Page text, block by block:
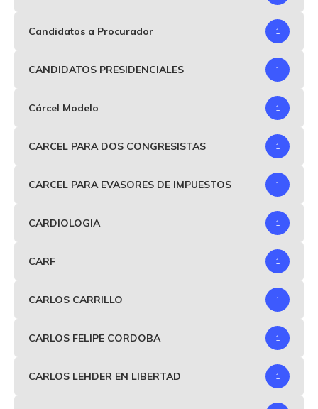
Candidatos a Procurador 1
CANDIDATOS PRESIDENCIALES 1
Cárcel Modelo 1
CARCEL PARA DOS CONGRESISTAS 1
CARCEL PARA EVASORES DE IMPUESTOS 1
CARDIOLOGIA 1
CARF 1
CARLOS CARRILLO 1
CARLOS FELIPE CORDOBA 1
CARLOS LEHDER EN LIBERTAD 1